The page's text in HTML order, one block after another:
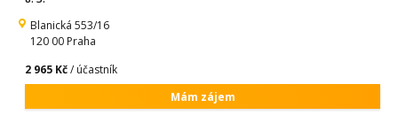
Blanická 553/16
120 00 Praha
2 965 Kč/ účastník
Mám zájem